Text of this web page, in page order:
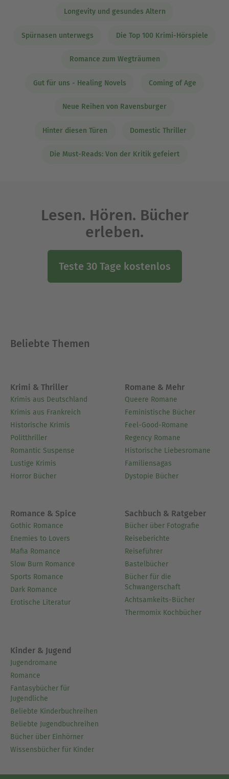
Longevity und gesundes Altern
Spürnasen unterwegs Die Top 100 Krimi-Hörspiele
Romance zum Wegträumen
Gut für uns - Healing Novels Coming of Age
Neue Reihen von Ravensburger
Hinter diesen Türen Domestic Thriller
Die Must-Reads: Von der Kritik gefeiert
Lesen. Hören. Bücher
erleben.
Teste 30 Tage kostenlos
Beliebte Themen
Krimi & Thriller
Krimis aus Deutschland
Krimis aus Frankreich
Historische Krimis
Politthriller
Romantic Suspense
Lustige Krimis
Horror Bücher
Romane & Mehr
Queere Romane
Feministische Bücher
Feel-Good-Romane
Regency Romane
Historische Liebesromane
Familiensagas
Dystopie Bücher
Romance & Spice
Gothic Romance
Enemies to Lovers
Mafia Romance
Slow Burn Romance
Sports Romance
Dark Romance
Erotische Literatur
Sachbuch & Ratgeber
Bücher über Fotografie
Reiseberichte
Reiseführer
Bastelbücher
Bücher für die
Schwangerschaft
Achtsamkeits-Bücher
Thermomix Kochbücher
Kinder & Jugend
Jugendromane
Romance
Fantasybücher für
Jugendliche
Beliebte Kinderbuchreihen
Beliebte Jugendbuchreihen
Bücher über Einhörner
Wissensbücher für Kinder